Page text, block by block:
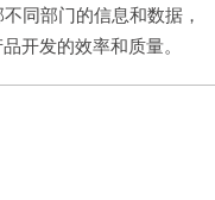
同部门的信息和数据，
开发的效率和质量。